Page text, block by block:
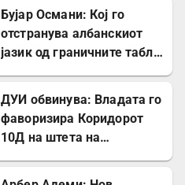
Бујар Османи: Кој го
отстранува албанскиот
јазик од граничните табли,
ДУИ обвинува: Владата го
фаворизира Коридорот
10Д на штета на